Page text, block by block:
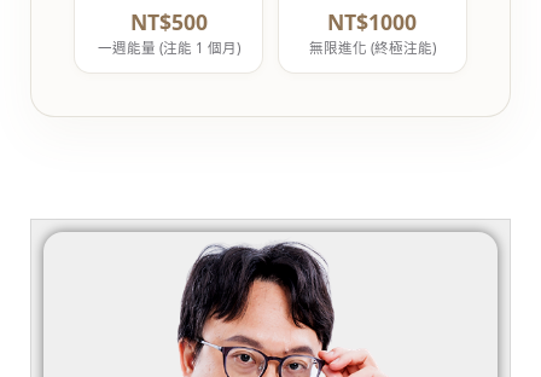
NT$500
一週能量 (注能 1 個月)
NT$1000
無限進化 (終極注能)